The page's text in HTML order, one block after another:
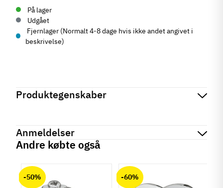
På lager
Udgået
Fjernlager (Normalt 4-8 dage hvis ikke andet angivet i
beskrivelse)
Produktegenskaber
På lager1 Varer
TilstandNy
Anmeldelser
Andre købte også
-50% -60%